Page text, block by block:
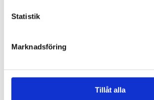
Statistik
Marknadsföring
Tillåt alla